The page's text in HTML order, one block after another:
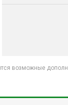
возможные